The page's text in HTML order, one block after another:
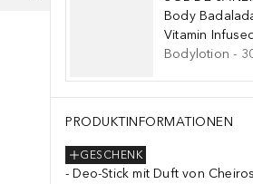
Body
Vitamin
Bodylotion -
PRODUKTINFORMATIONEN
GESCHENK
Deo-Stick mit Duft von